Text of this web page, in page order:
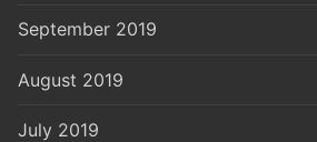
September 2019
August 2019
July 2019